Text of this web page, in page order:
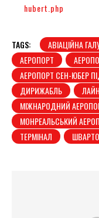
hubert.php
TAGS: АВІАЦІЙНА
АЕРОПОРТ
АЕРОПОРТ СЕН-ЮБЕР
ДИРИЖАБЛЬ
МІЖНАРОДНИЙ
МОНРЕАЛЬСЬКИЙ
ТЕРМІНАЛ